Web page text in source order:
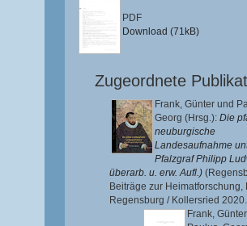
PDF
Download (71kB)
Zugeordnete
Frank, Günter und
Georg (Hrsg.): Die
neuburgische
Landesaufnahme
Pfalzgraf Philipp
überarb. u. erw. Aufl.)
Beiträge zur Heimatforschung,
Regensburg / Kollersried 2020.
Frank, Günter